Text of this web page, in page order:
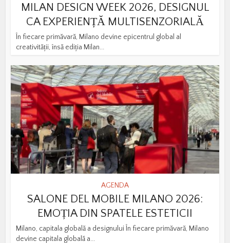
MILAN DESIGN WEEK 2026, DESIGNUL
CA EXPERIENȚĂ MULTISENZORIALĂ
În fiecare primăvară, Milano devine epicentrul global al
creativității, însă ediția Milan...
AGENDA
SALONE DEL MOBILE MILANO 2026:
EMOȚIA DIN SPATELE ESTETICII
Milano, capitala globală a designului În fiecare primăvară, Milano
devine capitala globală a...